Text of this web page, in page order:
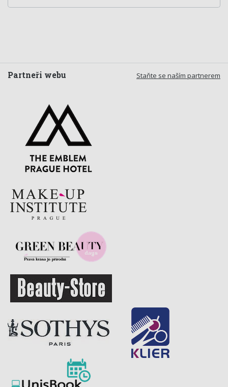
Staňte se naším partnerem
Partneři webu